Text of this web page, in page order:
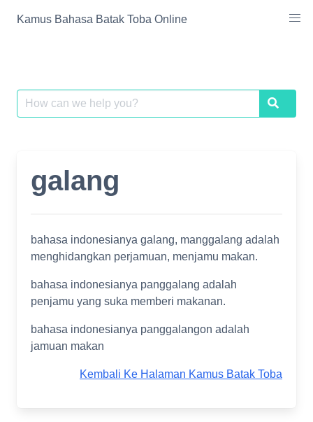
Kamus Bahasa Batak Toba Online
Search
for:
Search
galang
bahasa indonesianya galang, manggalang adalah
menghidangkan perjamuan, menjamu makan.
bahasa indonesianya panggalang adalah
penjamu yang suka memberi makanan.
bahasa indonesianya panggalangon adalah
jamuan makan
Kembali Ke Halaman Kamus Batak Toba